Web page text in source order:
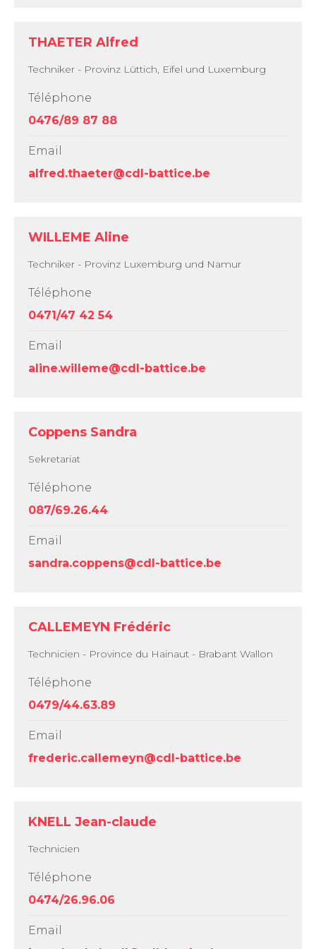
THAETER Alfred
Techniker - Provinz Lüttich, Eifel und Luxemburg
Téléphone
0476/89 87 88
Email
alfred.thaeter@cdl-battice.be
WILLEME Aline
Techniker - Provinz Luxemburg und Namur
Téléphone
0471/47 42 54
Email
aline.willeme@cdl-battice.be
Coppens Sandra
Sekretariat
Téléphone
087/69.26.44
Email
sandra.coppens@cdl-battice.be
CALLEMEYN Frédéric
Technicien - Province du Hainaut - Brabant Wallon
Téléphone
0479/44.63.89
Email
frederic.callemeyn@cdl-battice.be
KNELL Jean-claude
Technicien
Téléphone
0474/26.96.06
Email